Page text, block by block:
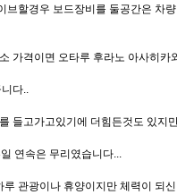
할경우 보드장비를 둘공간은 차
가격이면 오타루 후라노 아사히카
다..
들고가고있기에 더힘든것도 있지
연속은 무리였습니다...
관광이나 휴양이지만 체력이 되